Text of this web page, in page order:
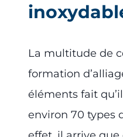
La multitude de
formation
éléments fait
environ 70 types